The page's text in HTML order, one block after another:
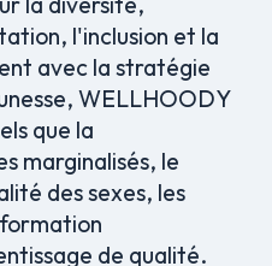
l'inclusion et la
avec la stratégie
WELLHOODY
que la
marginalisés, le
des sexes, les
de qualité.